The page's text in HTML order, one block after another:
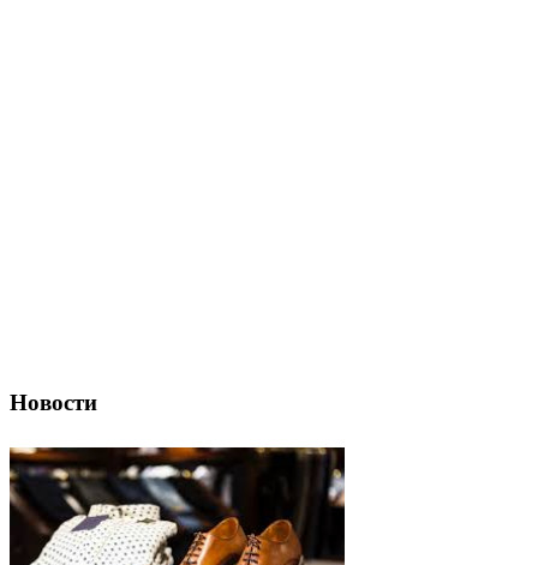
Новости